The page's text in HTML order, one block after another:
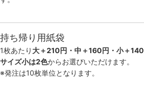
持ち帰り用紙袋
1枚あたり 大＋210円・中＋160円・小＋140
サイズ小は2色からお選びいただけます。
※発注は10枚単位となります。